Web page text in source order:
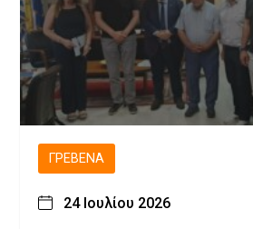
ΓΡΕΒΕΝΆ
24 Ιουλίου 2026